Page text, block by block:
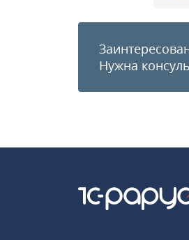
Нужна